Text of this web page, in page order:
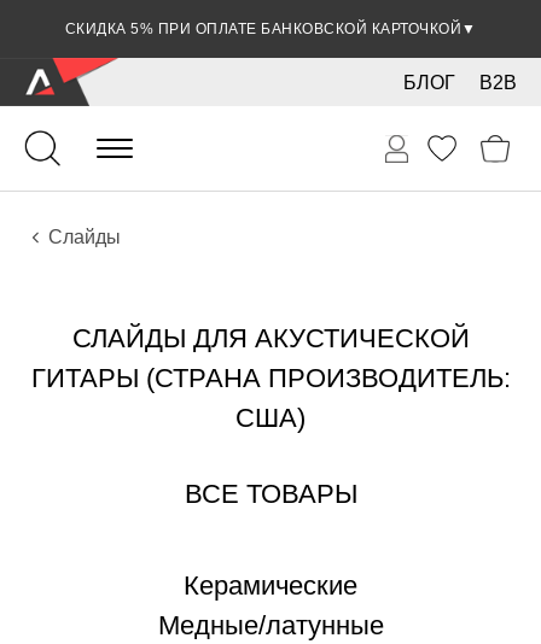
СКИДКА 5% ПРИ ОПЛАТЕ БАНКОВСКОЙ КАРТОЧКОЙ ▼
B2B
БЛОГ
Гитары
Акустические инструменты
Аксессуары
Слайды
СЛАЙДЫ ДЛЯ АКУСТИЧЕСКОЙ
ГИТАРЫ (СТРАНА ПРОИЗВОДИТЕЛЬ:
США)
ВСЕ ТОВАРЫ
Керамические
Медные/латунные